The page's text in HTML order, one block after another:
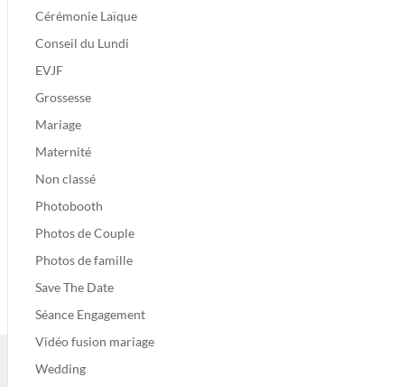
Cérémonie Laïque
Conseil du Lundi
EVJF
Grossesse
Mariage
Maternité
Non classé
Photobooth
Photos de Couple
Photos de famille
Save The Date
Séance Engagement
Vidéo fusion mariage
Wedding